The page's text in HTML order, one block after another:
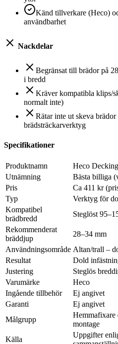
Känd tillverkare (Heco)
användbarhet
Nackdelar
Begränsat till brädor på
i bredd
Kräver kompatibla klips/
normalt inte)
Rätar inte ut skeva
brädsträckarverktyg
Specifikationer
Produktnamn
Heco
Utnämning
Bästa billiga
Pris
Ca 411 kr
Typ
Verktyg för
Kompatibel
brädbredd
Steglöst
Rekommenderat
bräddjup
28–34 mm
Användningsområde Altan/trall –
Resultat
Dold
Justering
Steglös
Varumärke
Heco
Ingående tillbehör
Ej angivet
Garanti
Ej angivet
Målgrupp
montage
Källa
Uppgifter